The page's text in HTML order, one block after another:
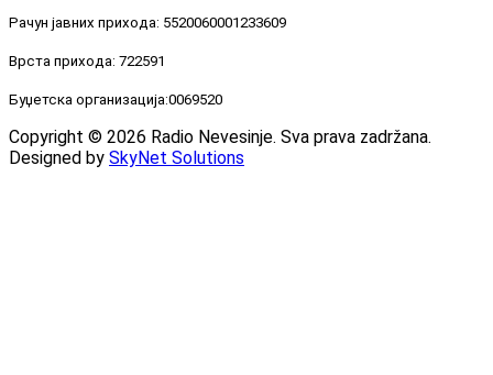
Рачун јавних прихода: 5520060001233609
Врста прихода: 722591
Буџетска организација:0069520
Copyright © 2026 Radio Nevesinje. Sva prava zadržana.
Designed by SkyNet Solutions